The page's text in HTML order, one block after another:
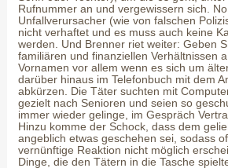
Rufnummer an und vergewissern sich.
Unfallverursacher (wie von falschen
nicht verhaftet und es muss auch keine
werden. Und Brenner riet weiter: Geben
familiären und finanziellen Verhältnissen
Vornamen vor allem wenn es sich um
darüber hinaus im Telefonbuch mit dem
abkürzen. Die Täter suchten mit
gezielt nach Senioren und seien so
immer wieder gelinge, im Gespräch
Hinzu komme der Schock, dass dem
angeblich etwas geschehen sei, sodass
vernünftige Reaktion nicht möglich
Dinge, die den Tätern in die Tasche